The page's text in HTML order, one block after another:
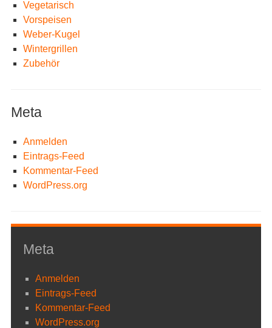
Vegetarisch
Vorspeisen
Weber-Kugel
Wintergrillen
Zubehör
Meta
Anmelden
Eintrags-Feed
Kommentar-Feed
WordPress.org
Meta
Anmelden
Eintrags-Feed
Kommentar-Feed
WordPress.org